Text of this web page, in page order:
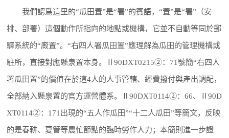
我們認爲這里的“瓜田置”是“署”的賓語，“置”是“署”（安
排、部署）這個動作所指向的地點或機構，它並不自動等同於郵
驛系統的“廄置”。“右四人署瓜田置”應理解為瓜田的管理機構或
駐所，直接對應懸泉置本身。Ⅱ90DXT0215②：71號簡“右四人
署瓜田置”的價值在於這4人的人事管轄、經費撥付與產出調配，
全部納入懸泉置的官方運營體系。Ⅱ90DXT0114②：66、Ⅱ90D
XT0114②：171出現的“五人作瓜田”“十二人瓜田”等簡文，反映
的是春耕、夏管等農忙節點的臨時勞作人力；本簡則進一步證